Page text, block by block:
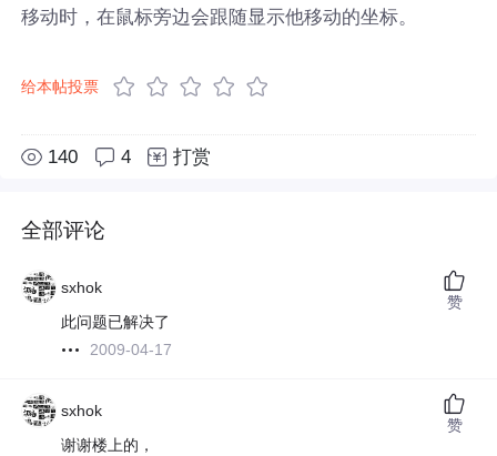
移动时，在鼠标旁边会跟随显示他移动的坐标。
给本帖投票
140 4 打赏
全部评论
sxhok
此问题已解决了
2009-04-17
赞
sxhok
谢谢楼上的，
赞